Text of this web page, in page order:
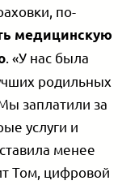
по-
медицинскую
. «У нас была
родильных
заплатили за
услуги и
менее
Том, цифровой